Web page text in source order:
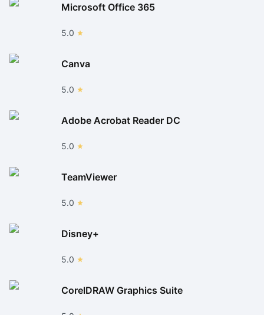
Microsoft Office 365
5.0
Canva
5.0
Adobe Acrobat Reader DC
5.0
TeamViewer
5.0
Disney+
5.0
CorelDRAW Graphics Suite